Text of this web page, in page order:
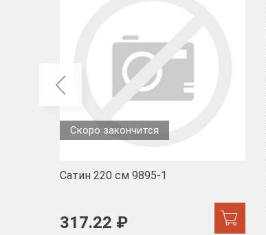
Скоро закончится
Сатин 220 см 9895-1
317.22 ₽